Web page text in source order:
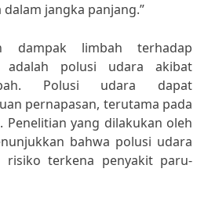
jangka panjang.”
dampak limbah terhadap
adalah polusi udara akibat
Polusi udara dapat
pernapasan, terutama pada
Penelitian yang dilakukan oleh
bahwa polusi udara
risiko terkena penyakit paru-